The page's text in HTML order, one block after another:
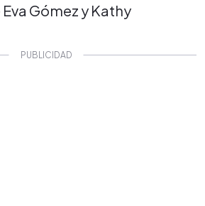
Gómez y Kathy